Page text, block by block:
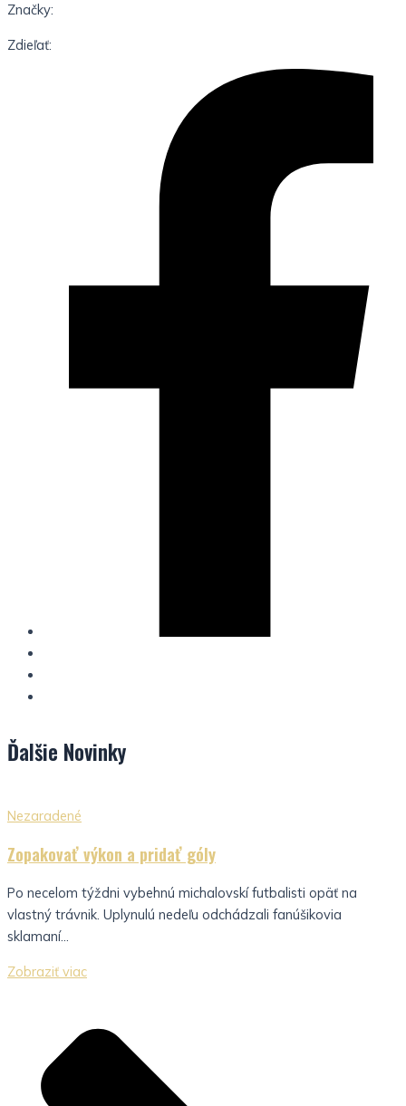
Značky:
Zdieľať:
Ďalšie Novinky
Nezaradené
Zopakovať výkon a pridať góly
Po necelom týždni vybehnú michalovskí futbalisti opäť na
vlastný trávnik. Uplynulú nedeľu odchádzali fanúšikovia
sklamaní...
Zobraziť viac